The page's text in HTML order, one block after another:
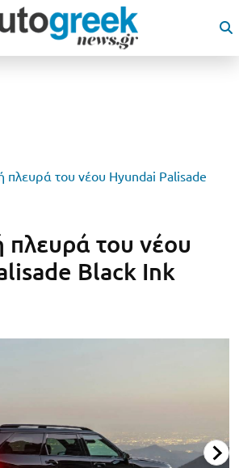
πλευρά του νέου Hyundai Palisade
πλευρά του νέου
Black Ink